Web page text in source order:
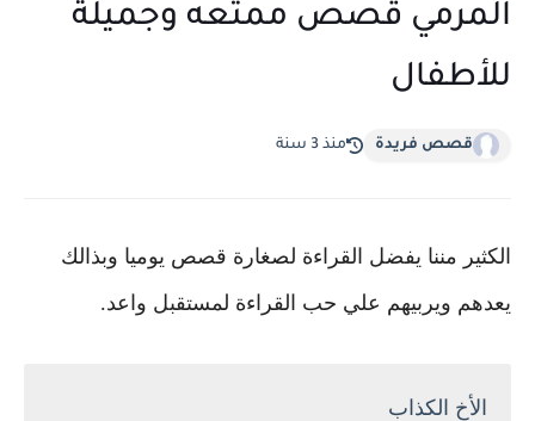
المرمي قصص ممتعه وجميلة
للأطفال
قصص فريدة منذ 3 سنة
الكثير مننا يفضل القراءة لصغارة قصص يوميا وبذالك
يعدهم ويربيهم علي حب القراءة لمستقبل واعد.
الأخ الكذاب